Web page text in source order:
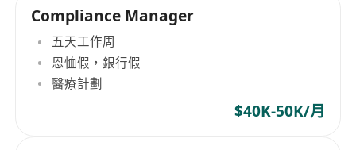
Compliance Manager
五天工作周
恩恤假，銀行假
醫療計劃
$40K-50K/月